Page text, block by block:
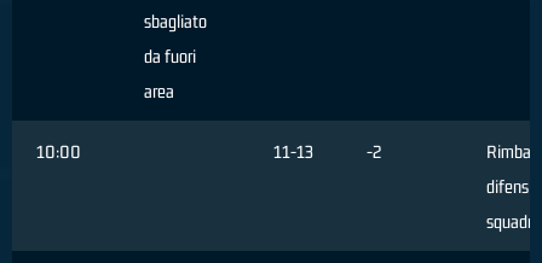
sbagliato
da fuori
area
10:00 11-13 -2
squadra